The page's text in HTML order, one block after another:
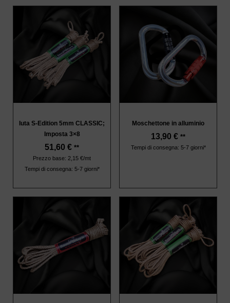
Iuta S-Edition 5mm CLASSIC;
Imposta 3×8
51,60 € **
Prezzo base: 2,15 €/mt
Tempi di consegna: 5-7 giorni*
Moschettone in alluminio
13,90 € **
Tempi di consegna: 5-7 giorni*